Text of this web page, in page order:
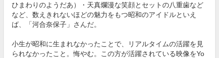
ひまわりのようだあ）・天真爛漫な笑顔とセットの八重歯など
など、数えきれないほどの魅力をもつ昭和のアイドルといえ
ば、「河合奈保子」さんだ。
小生が昭和に生まれなかったことで、リアルタイムの活躍を見
られなかったこと。悔やむ。この方が活躍されている映像をYo